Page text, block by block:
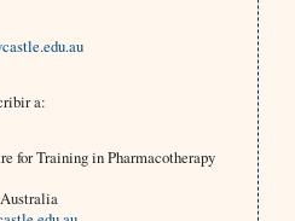
a:
Training in Pharmacotherapy